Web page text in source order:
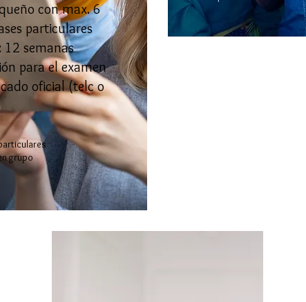
con max. 6
particulares
12 semanas​
para el examen
oficial (telc o
grupo